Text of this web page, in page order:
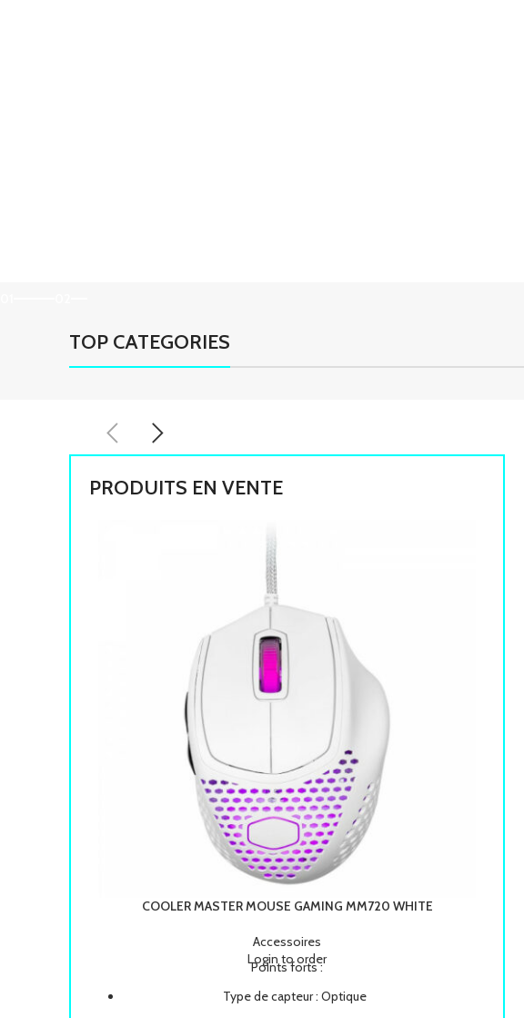
TOP CATEGORIES
PRODUITS EN VENTE
COOLER MASTER MOUSE GAMING MM720 WHITE
Accessoires
Login to order
Points forts :
Type de capteur : Optique